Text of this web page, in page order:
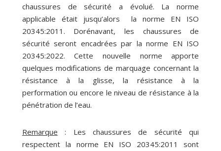
chaussures de sécurité a évolué. La norme
applicable était jusqu’alors la norme EN ISO
20345:2011. Dorénavant, les chaussures de
sécurité seront encadrées par la norme EN ISO
20345:2022. Cette nouvelle norme apporte
quelques modifications de marquage concernant la
résistance à la glisse, la résistance à la
performation ou encore le niveau de résistance à la
pénétration de l’eau.
Remarque : Les chaussures de sécurité qui
respectent la norme EN ISO 20345:2011 sont